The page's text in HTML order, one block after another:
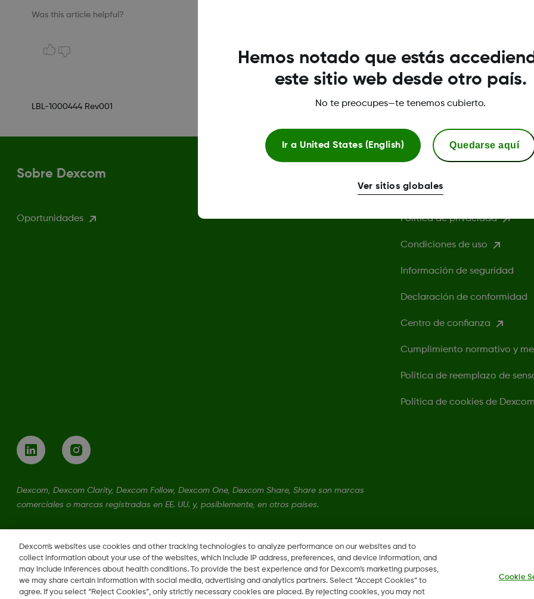
Was this article helpful?
LBL-1000444 Rev001
Sobre Dexcom
Oportunidades Política de privacidad
Condiciones de uso
Información de seguridad
Declaración de conformidad
Centro de confianza
Cumplimiento normativo y
Política de reemplazo de
Política de cookies de
Dexcom, Dexcom Clarity, Dexcom Follow, Dexcom One, Dexcom Share, Share son marcas
comerciales o marcas registradas en EE. UU. y, posiblemente, en otros países.
LBL-1000444 Rev001
Dexcom's websites use cookies and other tracking technologies to analyze performance on our websites and to
collect information about your use of the websites, which include IP address, preferences, and device information, and
may include inferences about health conditions. To provide the best experience and for Dexcom’s marketing purposes,
we may share certain information with social media, advertising and analytics partners. Select “Accept Cookies” to
agree. If you select “Reject Cookies”, only strictly necessary cookies are placed. By rejecting cookies, you may not
Cookie
Hemos notado que estás
este sitio web desde otro país.
No te preocupes—te tenemos cubierto.
Ir a United States (English) Quedarse aquí
Ver sitios globales